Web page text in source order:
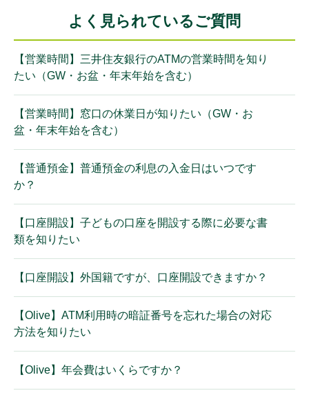
よく見られているご質問
【営業時間】三井住友銀行のATMの営業時間を知り
たい（GW・お盆・年末年始を含む）
【営業時間】窓口の休業日が知りたい（GW・お
盆・年末年始を含む）
【普通預金】普通預金の利息の入金日はいつです
か？
【口座開設】子どもの口座を開設する際に必要な書
類を知りたい
【口座開設】外国籍ですが、口座開設できますか？
【Olive】ATM利用時の暗証番号を忘れた場合の対応
方法を知りたい
【Olive】年会費はいくらですか？